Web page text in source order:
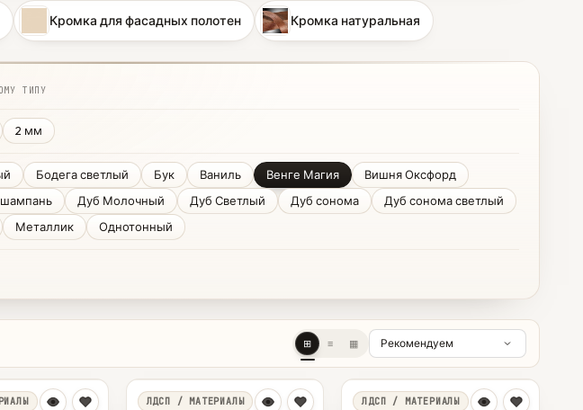
Кромка для фасадных полотен Кромка натуральная
ТИПУ
2 мм
Бодега светлый Бук Ваниль Венге Магия
Вишня Оксфорд
Дуб Молочный Дуб Светлый Дуб сонома
Дуб сонома светлый
Металлик Однотонный
⊞ ≡ ▦
ЛДСП / МАТЕРИАЛЫ ЛДСП / МАТЕРИАЛЫ